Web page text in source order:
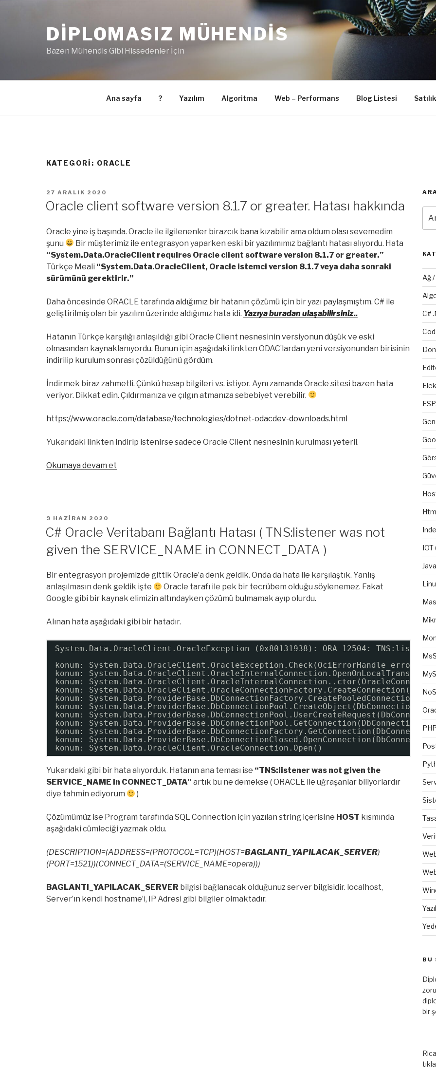
DIPLOMASIZ MÜHENDIS
Bazen Mühendis Gibi Hissedenler İçin
Ana sayfa ? Yazılım Algoritma Web – Performans Blog Listesi
KATEGORI: ORACLE
YAYIM
27 ARALIK 2020
Oracle client software version 8.1.7 or greater. Hatası hakkında
Oracle yine iş başında. Oracle ile ilgilenenler birazcık bana kızabilir ama oldum olası sevemedim
şunu
Bir müşterimiz ile entegrasyon yaparken eski bir yazılımımız bağlantı hatası alıyordu. Hata
“System.Data.OracleClient requires Oracle client software version 8.1.7 or greater.”
Türkçe Meali “System.Data.OracleClient, Oracle istemci version 8.1.7 veya daha sonraki
sürümünü gerektirir.”
Daha öncesinde ORACLE tarafında aldığımız bir hatanın çözümü için bir yazı paylaşmıştım. C# ile
geliştirilmiş olan bir yazılım üzerinde aldığımız hata idi. Yazıya buradan ulaşabilirsiniz..
Hatanın Türkçe karşılığı anlaşıldığı gibi Oracle Client nesnesinin versiyonun düşük ve eski
olmasından kaynaklanıyordu. Bunun için aşağıdaki linkten ODAC’lardan yeni versiyonundan birisinin
indirilip kurulum sonrası çözüldüğünü gördüm.
İndirmek biraz zahmetli. Çünkü hesap bilgileri vs. istiyor. Aynı zamanda Oracle sitesi bazen hata
veriyor. Dikkat edin. Çıldırmanıza ve çılgın atmanıza sebebiyet verebilir.
https://www.oracle.com/database/technologies/dotnet-odacdev-downloads.html
Yukarıdaki linkten indirip istenirse sadece Oracle Client nesnesinin kurulması yeterli.
Okumaya devam et
greater.
Hatası
YAYIM
9 HAZIRAN 2020
C# Oracle Veritabanı Bağlantı Hatası ( TNS:listener was not
given the SERVICE_NAME in CONNECT_DATA )
Bir entegrasyon projemizde gittik Oracle’a denk geldik. Onda da hata ile karşılaştık. Yanlış
anlaşılmasın denk geldik işte
Oracle tarafı ile pek bir tecrübem olduğu söylenemez. Fakat
Google gibi bir kaynak elimizin altındayken çözümü bulmamak ayıp olurdu.
Alınan hata aşağıdaki gibi bir hatadır.
System.Data.OracleClient.OracleException (0x80131938): ORA-12504: TNS:listener
konum: System.Data.OracleClient.OracleException.Check(OciErrorHandle
konum:
konum:
konum:
konum:
konum: System.Data.ProviderBase.DbConnectionPool.CreateObject(DbConnection
konum:
konum: System.Data.ProviderBase.DbConnectionPool.GetConnection(DbConnection
konum: System.Data.ProviderBase.DbConnectionFactory.GetConnection(DbConnection
konum:
konum: System.Data.OracleClient.OracleConnection.Open()
Yukarıdaki gibi bir hata alıyorduk. Hatanın ana teması ise “TNS:listener was not given the
SERVICE_NAME in CONNECT_DATA” artık bu ne demekse ( ORACLE ile uğraşanlar biliyorlardır
diye tahmin ediyorum
)
Çözümümüz ise Program tarafında SQL Connection için yazılan string içerisine HOST kısmında
aşağıdaki cümleciği yazmak oldu.
(DESCRIPTION=(ADDRESS=(PROTOCOL=TCP)(HOST=BAGLANTI_YAPILACAK_SERVER)
(PORT=1521))(CONNECT_DATA=(SERVICE_NAME=opera)))
BAGLANTI_YAPILACAK_SERVER bilgisi bağlanacak olduğunuz server bilgisidir. localhost,
Server’ın kendi hostname’i, IP Adresi gibi bilgiler olmaktadır.
Ağ
C#
IOT
PHP
BU
bir